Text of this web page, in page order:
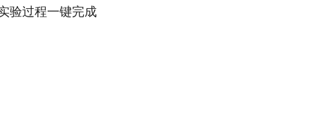
验过程一键完成